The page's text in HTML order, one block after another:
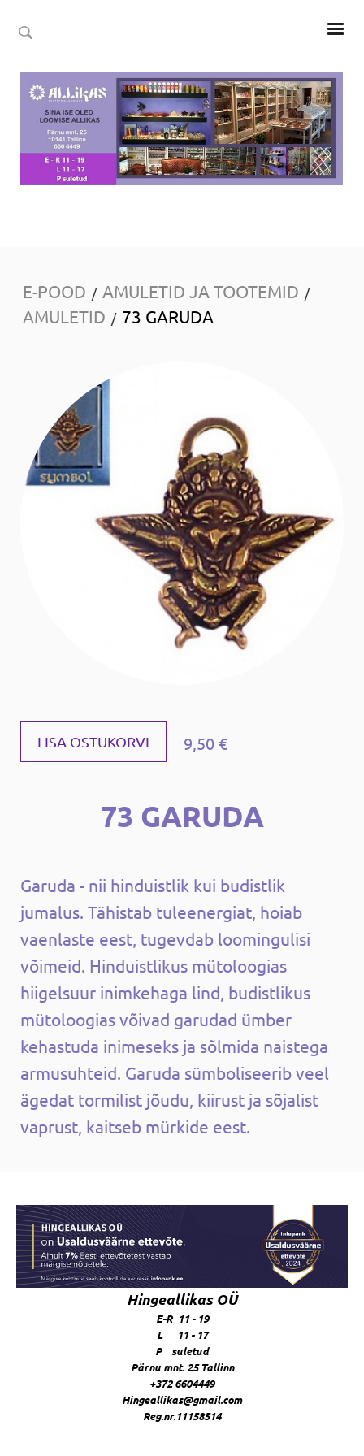
E-POOD / AMULETID JA TOOTEMID /
AMULETID / 73 GARUDA
LISA OSTUKORVI 9,50 €
73 GARUDA
Garuda - nii hinduistlik kui budistlik
jumalus. Tähistab tuleenergiat, hoiab
vaenlaste eest, tugevdab loomingulisi
võimeid. Hinduistlikus mütoloogias
hiigelsuur inimkehaga lind, budistlikus
mütoloogias võivad garudad ümber
kehastuda inimeseks ja sõlmida naistega
armusuhteid. Garuda sümboliseerib veel
ägedat tormilist jõudu, kiirust ja sõjalist
vaprust, kaitseb mürkide eest.
Hingeallikas OÜ
E-R 11 - 19
L 11 - 17
P suletud
Pärnu mnt. 25 Tallinn
+372 6604449
Hingeallikas@gmail.com
Reg.nr.11158514